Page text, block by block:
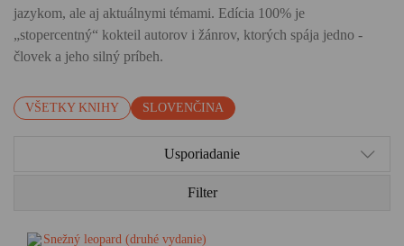
jazykom, ale aj aktuálnymi témami. Edícia 100% je
„stopercentný“ kokteil autorov i žánrov, ktorých spája jedno -
človek a jeho silný príbeh.
VŠETKY KNIHY SLOVENČINA
Usporiadanie
Filter